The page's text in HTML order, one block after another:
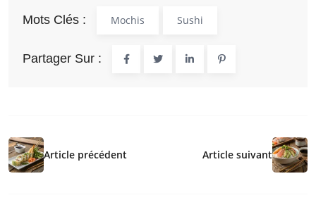
Mots Clés : Mochis Sushi
Partager Sur :
Article précédent Article suivant